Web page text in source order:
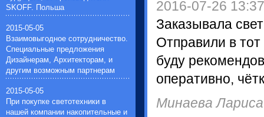
2016-07-26 13:37
Заказывала
Отправили в
буду
оперативно,
Минаева
устройства(1)
ламп(1)
SKOFF. Польша
2015-05-05
Взаимовыгодное сотрудничество.
Специальные предложения
Дизайнерам, Архитекторам, и
другим возможным партнерам
2015-05-05
При покупке светотехники в
нашей компании накопительные и